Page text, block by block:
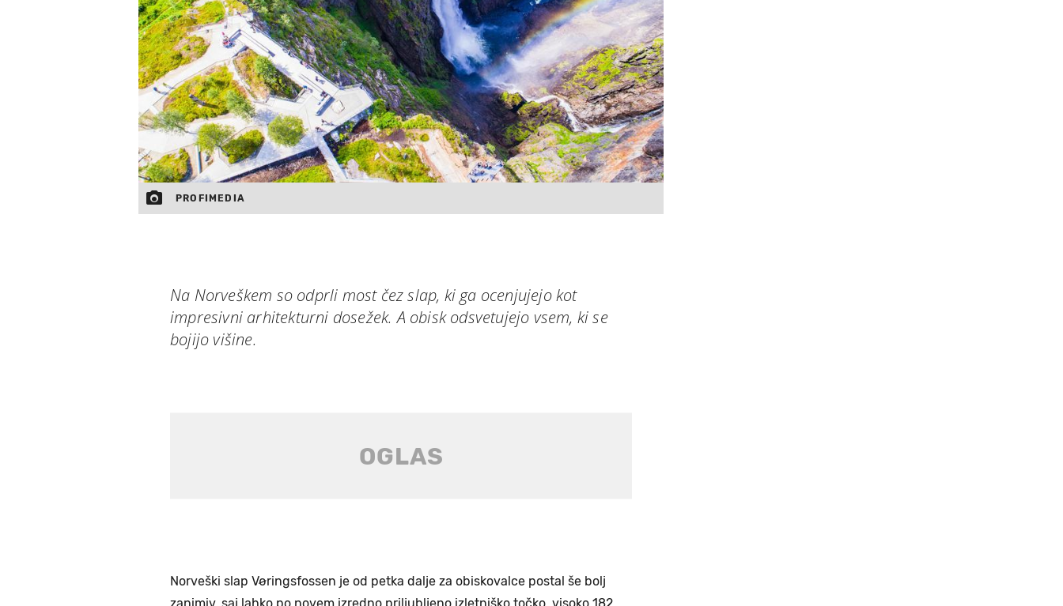
PROFIMEDIA
Na Norveškem so odprli most čez slap, ki ga ocenjujejo kot
impresivni arhitekturni dosežek. A obisk odsvetujejo vsem, ki se
bojijo višine.
Norveški slap Vøringsfossen je od petka dalje za obiskovalce postal še bolj